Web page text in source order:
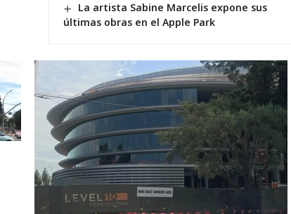
La artista Sabine Marcelis expone sus
últimas obras en el Apple Park